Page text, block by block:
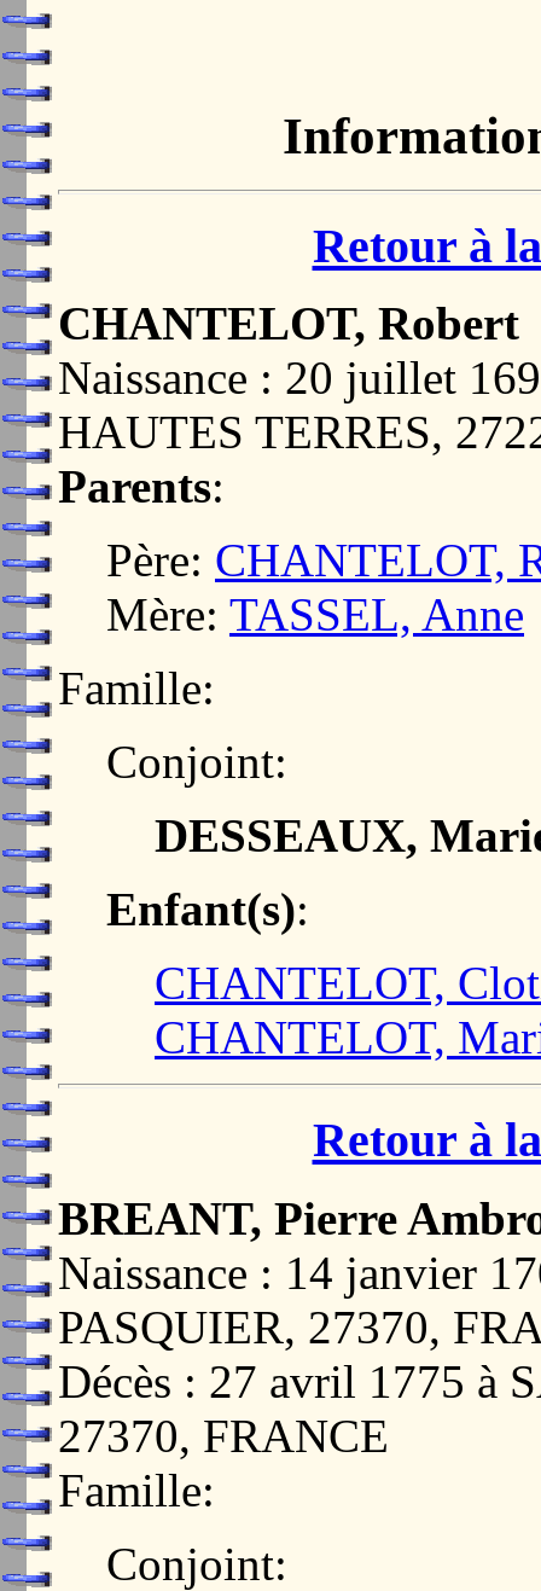
Retour à
CHANTELOT, Robert
Naissance : 20 juillet
HAUTES TERRES,
Parents:
Père: CHANTELOT,
Mère: TASSEL, Anne
Famille:
Conjoint:
DESSEAUX,
Enfant(s):
CHANTELOT,
CHANTELOT,
Retour à
BREANT, Pierre
Naissance : 14 janvier
PASQUIER, 27370,
Décès : 27 avril 1775 à
27370, FRANCE
Famille:
Conjoint: